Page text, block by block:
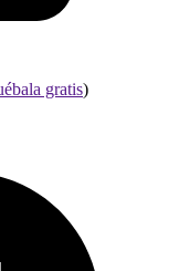
gratis)